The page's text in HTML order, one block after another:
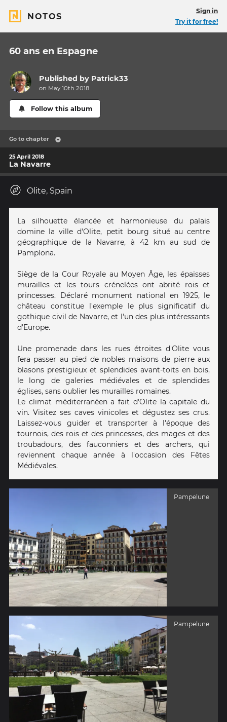
NOTOS
Sign in
Try it for free!
60 ans en Espagne
Published by Patrick33
on May 10th 2018
Follow this album
Go to chapter
25 April 2018
La Navarre
Olite, Spain
La silhouette élancée et harmonieuse du palais
domine la ville d'Olite, petit bourg situé au centre
géographique de la Navarre, à 42 km au sud de
Pamplona.
Siège de la Cour Royale au Moyen Âge, les épaisses
murailles et les tours crénelées ont abrité rois et
princesses. Déclaré monument national en 1925, le
château constitue l'exemple le plus significatif du
gothique civil de Navarre, et l'un des plus intéressants
d'Europe.
Une promenade dans les rues étroites d'Olite vous
fera passer au pied de nobles maisons de pierre aux
blasons prestigieux et splendides avant-toits en bois,
le long de galeries médiévales et de splendides
églises, sans oublier les murailles romaines.
Le climat méditerranéen a fait d'Olite la capitale du
vin. Visitez ses caves vinicoles et dégustez ses crus.
Laissez-vous guider et transporter à l'époque des
tournois, des rois et des princesses, des mages et des
troubadours, des fauconniers et des archers, qui
reviennent chaque année à l'occasion des Fêtes
Médiévales.
Pampelune
Pampelune